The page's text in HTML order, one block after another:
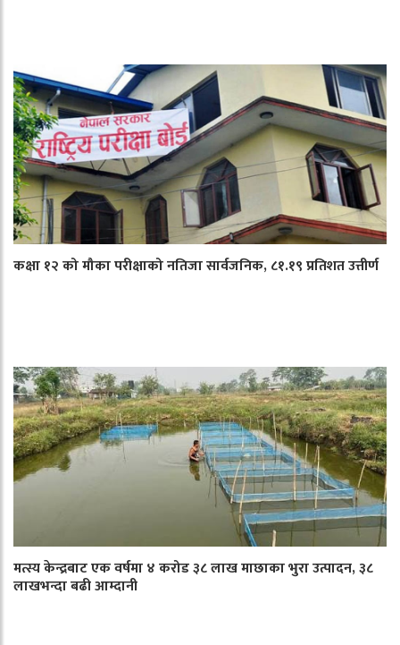
कक्षा १२ को मौका परीक्षाको नतिजा सार्वजनिक, ८१.१९ प्रतिशत उत्तीर्ण
मत्स्य केन्द्रबाट एक वर्षमा ४ करोड ३८ लाख माछाका भुरा उत्पादन, ३८
लाखभन्दा बढी आम्दानी